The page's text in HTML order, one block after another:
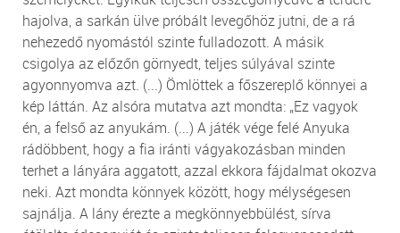
hajolva, a sarkán ülve próbált levegőhöz jutni, de a rá
nehezedő nyomástól szinte fulladozott. A másik
csigolya az előzőn görnyedt, teljes súlyával szinte
agyonnyomva azt. (...) Ömlöttek a főszereplő könnyei a
kép láttán. Az alsóra mutatva azt mondta: „Ez vagyok
én, a felső az anyukám. (...) A játék vége felé Anyuka
rádöbbent, hogy a fia iránti vágyakozásban minden
terhet a lányára aggatott, azzal ekkora fájdalmat okozva
neki. Azt mondta könnyek között, hogy mélységesen
sajnálja. A lány érezte a megkönnyebbülést, sírva